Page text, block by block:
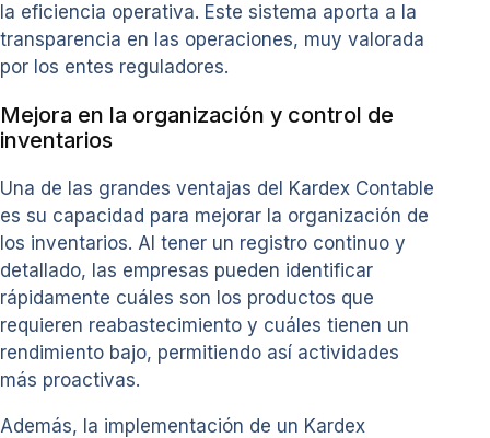
la eficiencia operativa. Este sistema aporta a la
transparencia en las operaciones, muy valorada
por los entes reguladores.
Mejora en la organización y control de
inventarios
Una de las grandes ventajas del Kardex Contable
es su capacidad para mejorar la organización de
los inventarios. Al tener un registro continuo y
detallado, las empresas pueden identificar
rápidamente cuáles son los productos que
requieren reabastecimiento y cuáles tienen un
rendimiento bajo, permitiendo así actividades
más proactivas.
Además, la implementación de un Kardex